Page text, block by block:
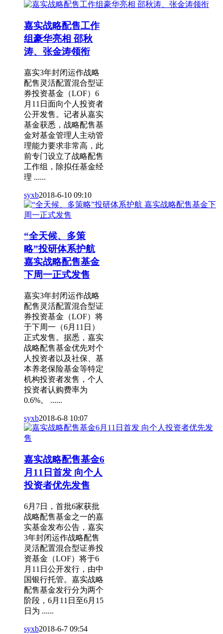
嘉实战略配售工作
组豪华亮相 邵秋
涛、张金涛领衔
嘉实3年封闭运作战略
配售灵活配置混合型证
券投资基金（LOF）6
月11日面向个人投资者
公开发售。记者从嘉实
基金获悉，战略配售基
金对基金管理人主动管
理能力要求非常高，此
前专门设立了战略配售
工作组，除拟任基金经
理 ......
syxb2018-6-10 09:10
“全天候、多策
略”投研体系护航
嘉实战略配售基金
下周一正式发售
嘉实3年封闭运作战略
配售灵活配置混合型证
券投资基金（LOF）将
于下周一（6月11日）
正式发售。据悉，嘉实
战略配售基金优先对个
人投资者以及社保、基
本养老保险基金等特定
机构投资者发售，个人
投资者认购费率为
0.6%。 ......
syxb2018-6-8 10:07
嘉实战略配售基金6
月11日首发 向个人
投资者优先发售
6月7日，首批6家获批
战略配售基金之一的嘉
实基金发布公告，嘉实
3年封闭运作战略配售
灵活配置混合型证券投
资基金（LOF）将于6
月11日公开发行，由中
国银行托管。嘉实战略
配售基金发行分为两个
阶段，6月11日至6月15
日为 ......
syxb2018-6-7 09:54